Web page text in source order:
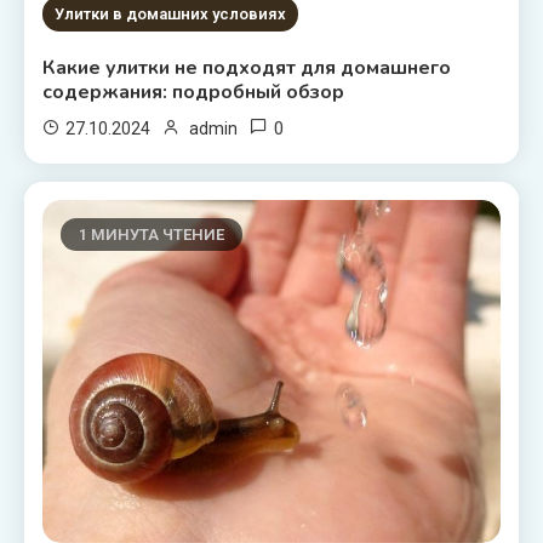
Улитки в домашних условиях
Какие улитки не подходят для домашнего
содержания: подробный обзор
27.10.2024 admin 0
1 МИНУТА ЧТЕНИЕ